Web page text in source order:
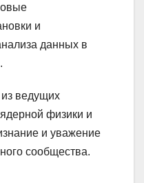
и
данных в
ведущих
физики и
и уважение
сообщества.